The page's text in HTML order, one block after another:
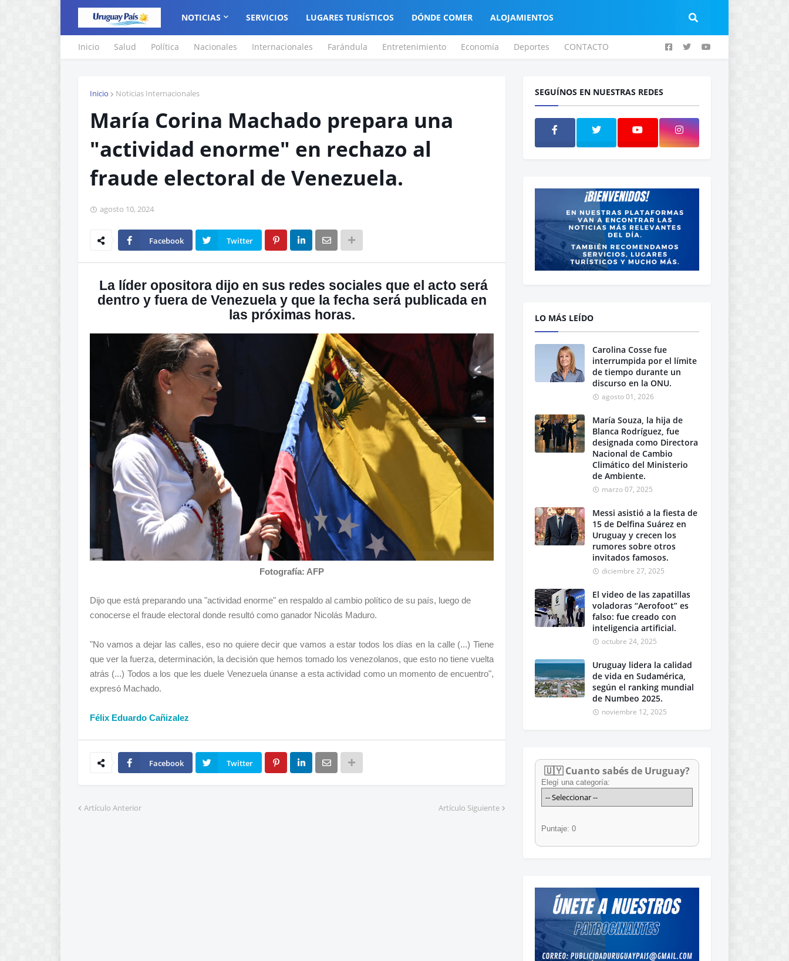
NOTICIAS SERVICIOS LUGARES TURÍSTICOS DÓNDE COMER ALOJAMIENTOS
Inicio Salud Política Nacionales Internacionales Farándula Entretenimiento Economía Deportes CONTACTO
Inicio Noticias Internacionales
María Corina Machado prepara una
"actividad enorme" en rechazo al
fraude electoral de Venezuela.
agosto 10, 2024
Facebook Twitter
La líder opositora dijo en sus redes sociales que el acto será
dentro y fuera de Venezuela y que la fecha será publicada en
las próximas horas.
Fotografía: AFP
Dijo que está preparando una "actividad enorme" en respaldo al cambio político de su país, luego de
conocerse el fraude electoral donde resultó como ganador Nicolás Maduro.
"No vamos a dejar las calles, eso no quiere decir que vamos a estar todos los días en la calle (...) Tiene
que ver la fuerza, determinación, la decisión que hemos tomado los venezolanos, que esto no tiene vuelta
atrás (...) Todos a los que les duele Venezuela únanse a esta actividad como un momento de encuentro",
expresó Machado.
Félix Eduardo Cañizalez
Facebook Twitter
Artículo Anterior Artículo Siguiente
SEGUÍNOS EN NUESTRAS REDES
LO MÁS LEÍDO
Carolina Cosse fue
interrumpida por el límite
de tiempo durante un
discurso en la ONU.
agosto 01, 2026
María Souza, la hija de
Blanca Rodríguez, fue
designada como Directora
Nacional de Cambio
Climático del Ministerio
de Ambiente.
marzo 07, 2025
Messi asistió a la fiesta de
15 de Delfina Suárez en
Uruguay y crecen los
rumores sobre otros
invitados famosos.
diciembre 27, 2025
El video de las zapatillas
voladoras “Aerofoot” es
falso: fue creado con
inteligencia artificial.
octubre 24, 2025
Uruguay lidera la calidad
de vida en Sudamérica,
según el ranking mundial
de Numbeo 2025.
noviembre 12, 2025
🇺🇾 Cuanto sabés de Uruguay?
Elegí una categoría:
Puntaje: 0